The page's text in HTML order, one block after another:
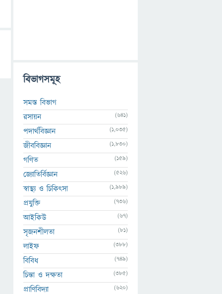
বিভাগসমূহ
সমস্ত বিভাগ
রসায়ন
(641)
পদার্থবিজ্ঞান (1,035)
জীববিজ্ঞান (1,830)
গণিত (159)
জ্যোতির্বিজ্ঞান (526)
স্বাস্থ্য ও চিকিৎসা (1,989)
প্রযুক্তি (736)
আইকিউ (67)
সৃজনশীলতা (81)
লাইফ (388)
বিবিধ (749)
চিন্তা ও দক্ষতা (385)
প্রাণিবিদ্যা (620)